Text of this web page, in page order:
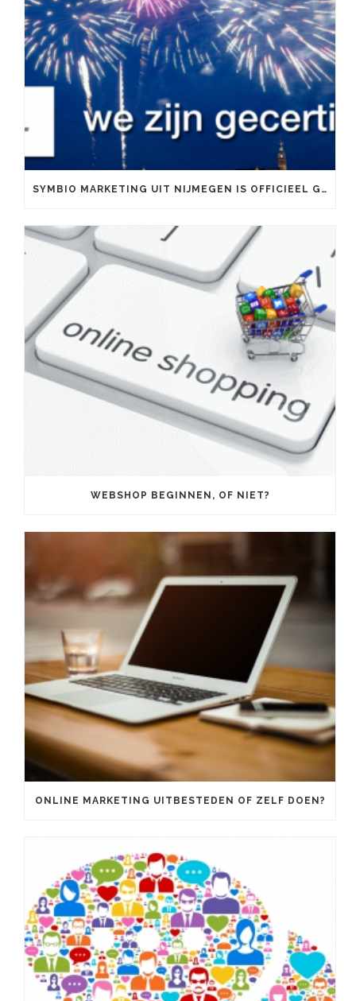
SYMBIO MARKETING UIT NIJMEGEN IS OFFICIEEL GOOGLE PARTNER
WEBSHOP BEGINNEN, OF NIET?
ONLINE MARKETING UITBESTEDEN OF ZELF DOEN?